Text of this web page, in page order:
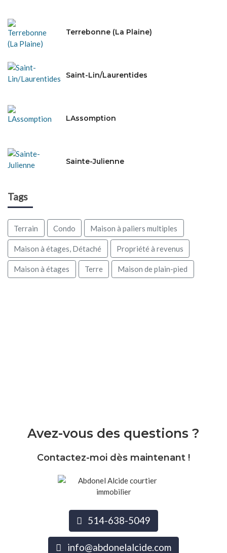
Terrebonne (La Plaine)
Saint-Lin/Laurentides
LAssomption
Sainte-Julienne
Tags
Terrain Condo Maison à paliers multiples
Maison à étages, Détaché Propriété à revenus
Maison à étages Terre Maison de plain-pied
Avez-vous des questions ?
Contactez-moi dès maintenant !
514-638-5049
info@abdonelalcide.com